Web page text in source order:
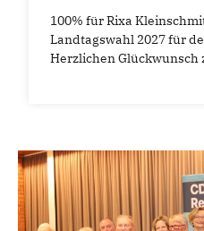
100% für Rixa
Landtagswahl 2027 für
Herzlichen Glückwunsch